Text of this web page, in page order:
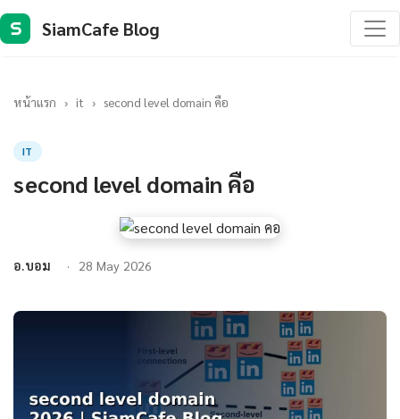
S SiamCafe Blog
หน้าแรก › it › second level domain คือ
IT
second level domain คือ
อ.บอม 28 May 2026